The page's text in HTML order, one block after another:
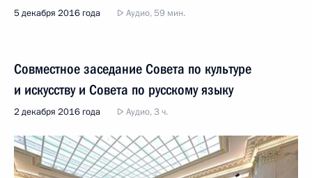
5 декабря 2016 года Аудио, 59 мин.
Совместное заседание Совета по культуре
и искусству и Совета по русскому языку
2 декабря 2016 года Аудио, 3 ч.